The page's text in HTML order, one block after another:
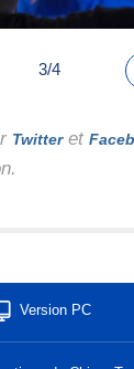
3/4
Twitteret
Version PC